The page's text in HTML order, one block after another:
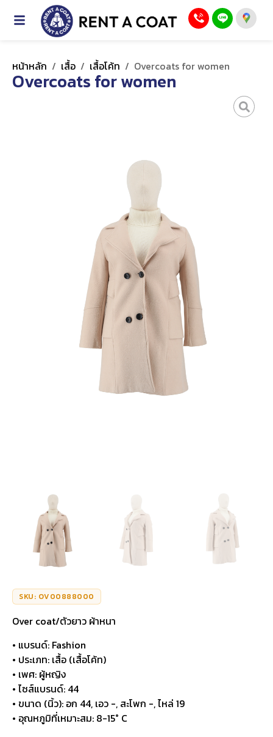
หน้าหลัก / เสื้อ / เสื้อโค้ท / Overcoats for women
Overcoats for women
SKU: OV00888000
Over coat/ตัวยาว ผ้าหนา
• แบรนด์: Fashion
• ประเภท: เสื้อ (เสื้อโค้ท)
• เพศ: ผู้หญิง
• ไซส์แบรนด์: 44
• ขนาด (นิ้ว): อก 44, เอว -, สะโพก -, ไหล่ 19
• อุณหภูมิที่เหมาะสม: 8-15° C